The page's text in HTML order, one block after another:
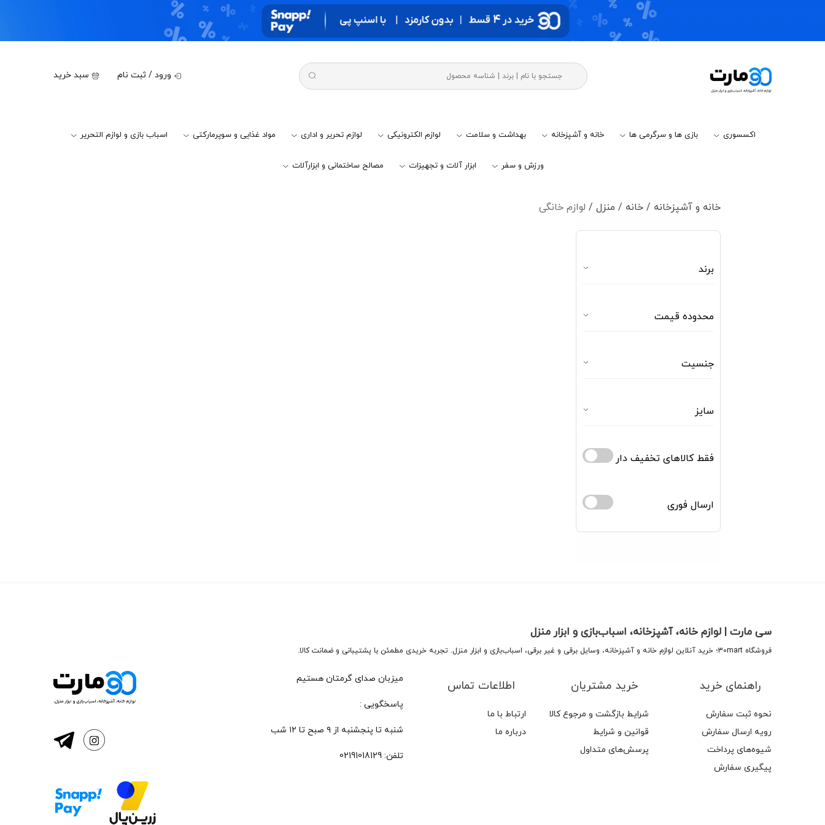
ورود / ثبت نام سبد خرید
اکسسوری بازی ها و سرگرمی ها خانه و آشپزخانه بهداشت و سلامت لوازم الکترونیکی لوازم تحریر و اداری مواد غذایی و سوپرمارکتی اسباب بازی و لوازم التحریر
ورزش و سفر ابزار آلات و تجهیزات مصالح ساختمانی و ابزارآلات
خانه و آشپزخانه / خانه / منزل / لوازم خانگی
برند
محدوده قیمت
جنسیت
سایز
فقط کالاهای تخفیف دار
ارسال فوری
سی مارت | لوازم خانه، آشپزخانه، اسباب‌بازی و ابزار منزل
فروشگاه 30mart؛ خرید آنلاین لوازم خانه و آشپزخانه، وسایل برقی و غیر برقی، اسباب‌بازی و ابزار منزل. تجربه خریدی مطمئن با پشتیبانی و ضمانت کالا.
راهنمای خرید
نحوه ثبت سفارش
رویه ارسال سفارش
شیوه‌های پرداخت
پیگیری سفارش
خرید مشتریان
شرایط بازگشت و مرجوع کالا
قوانین و شرایط
پرسش‌های متداول
اطلاعات تماس
ارتباط با ما
درباره ما
میزبان صدای گرمتان هستیم
پاسخگویی :
شنبه تا پنجشنبه از ۹ صبح تا ۱۲ شب
تلفن: 02191018129